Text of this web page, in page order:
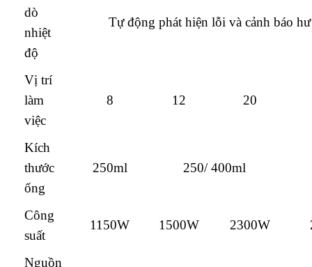
dò
nhiệt
độ
Tự động phát hiện lỗi và cảnh báo
Vị trí
làm
việc
8 12 20
Kích
thước
ống
250ml 250/ 400ml
Công
suất
1150W 1500W 2300W
Nguồn